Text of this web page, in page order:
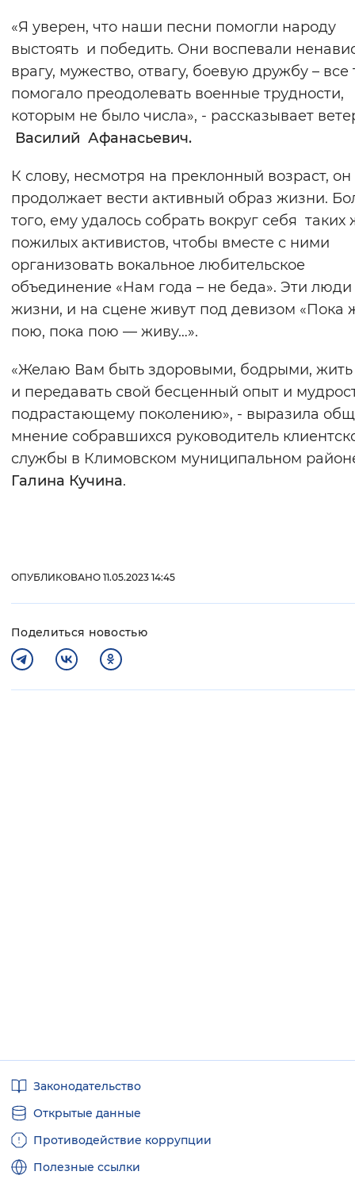
«Я уверен, что наши песни помогли народу
выстоять и победить. Они воспевали
врагу, мужество, отвагу, боевую дружбу – все
помогало преодолевать военные трудности,
которым не было числа», - рассказывает
Василий Афанасьевич.
К слову, несмотря на преклонный возраст, он
продолжает вести активный образ жизни.
того, ему удалось собрать вокруг себя таких
пожилых активистов, чтобы вместе с ними
организовать вокальное любительское
объединение «Нам года – не беда». Эти люди
жизни, и на сцене живут под девизом «Пока
пою, пока пою — живу…».
«Желаю Вам быть здоровыми, бодрыми, жить
и передавать свой бесценный опыт и
подрастающему поколению», - выразила
мнение собравшихся руководитель
службы в Климовском муниципальном
Галина Кучина.
ОПУБЛИКОВАНО 11.05.2023 14:45
Поделиться новостью
ссылкиЗаконодательство
Открытые данные
Противодействие коррупции
Полезные ссылки